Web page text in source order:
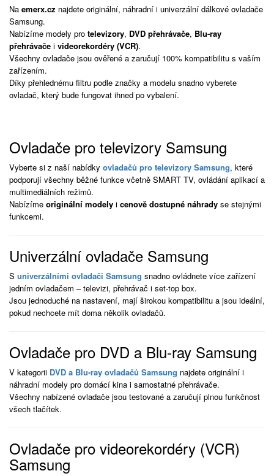
Na emerx.cz najdete originální, náhradní i univerzální dálkové ovladače
Samsung.
Nabízíme modely pro televizory, DVD přehrávače, Blu-ray
přehrávače i videorekordéry (VCR).
Všechny ovladače jsou ověřené a zaručují 100% kompatibilitu s vaším
zařízením.
Díky přehlednému filtru podle značky a modelu snadno vyberete
ovladač, který bude fungovat ihned po vybalení.
Ovladače pro televizory Samsung
Vyberte si z naší nabídky ovladačů pro televizory Samsung, které
podporují všechny běžné funkce včetně SMART TV, ovládání aplikací a
multimediálních režimů.
Nabízíme originální modely i cenově dostupné náhrady se stejnými
funkcemi.
Univerzální ovladače Samsung
S univerzálními ovladači Samsung snadno ovládnete více zařízení
jedním ovladačem – televizi, přehrávač i set-top box.
Jsou jednoduché na nastavení, mají širokou kompatibilitu a jsou ideální,
pokud nechcete mít doma několik ovladačů.
Ovladače pro DVD a Blu-ray Samsung
V kategorii DVD a Blu-ray ovladačů Samsung najdete originální i
náhradní modely pro domácí kina i samostatné přehrávače.
Všechny nabízené ovladače jsou testované a zaručují plnou funkčnost
všech tlačítek.
Ovladače pro videorekordéry (VCR)
Samsung